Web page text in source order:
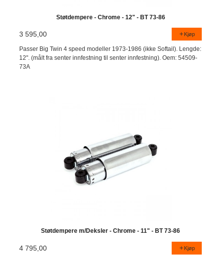
Støtdempere - Chrome - 12" - BT 73-86
3 595,00 Kjøp
Passer Big Twin 4 speed modeller 1973-1986 (ikke Softail). Lengde:
12". (målt fra senter innfestning til senter innfestning). Oem: 54509-
73A
Støtdempere m/Deksler - Chrome - 11" - BT 73-86
4 795,00 Kjøp